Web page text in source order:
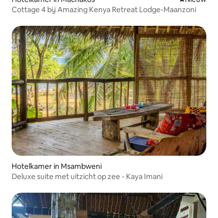
Cottage 4 bij Amazing Kenya Retreat Lodge-Maanzoni
Hotelkamer in Msambweni
Deluxe suite met uitzicht op zee - Kaya Imani